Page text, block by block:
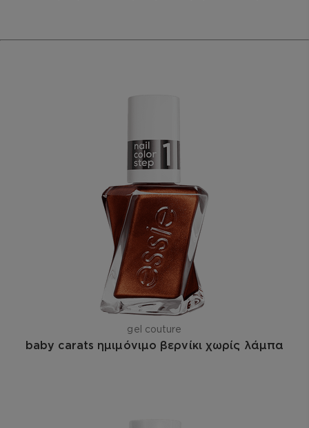
gel couture
baby carats ημιμόνιμο βερνίκι χωρίς λάμπα